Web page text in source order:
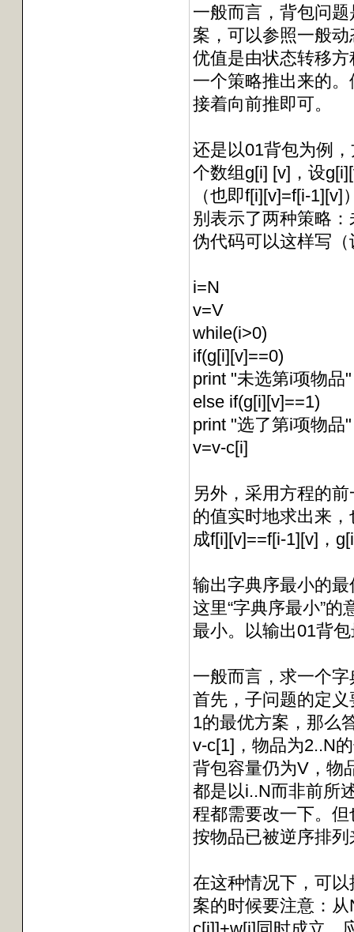
一般而言，背包问
案，可以参照一般
优值是由状态转移
一个策略推出来的
接着向前推即可。
还是以01背包为例
个数组g[i] [v]，设
（也即f[i][v]=f[i-
别表示了两种策略
伪代码可以这样写
i=N
v=V
while(i>0)
if(g[i][v]==0)
print "未选第i项物品"
else if(g[i][v]==1)
print "选了第i项物品"
v=v-c[i]
另外，采用方程的
的值实时地求出来
成f[i][v]==f[i-1][v]，
输出字典序最小的最
这里“字典序最小”
最小。以输出01背
一般而言，求一个
首先，子问题的定
1的最优方案，那么
v-c[1]，物品为2..N
背包容量仍为V，物
都是以i..N而非前所
程都需要改一下。
按物品已被逆序排
在这种情况下，可
案的时候要注意：